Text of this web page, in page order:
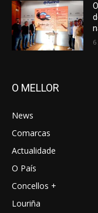
O MELLOR
News
Comarcas
Actualidade
O País
Concellos +
Louriña